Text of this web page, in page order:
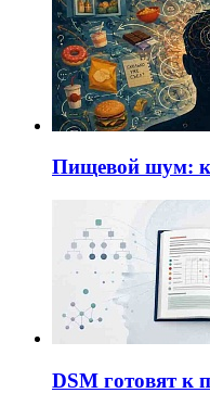
Пищевой шум:
DSM готовят к